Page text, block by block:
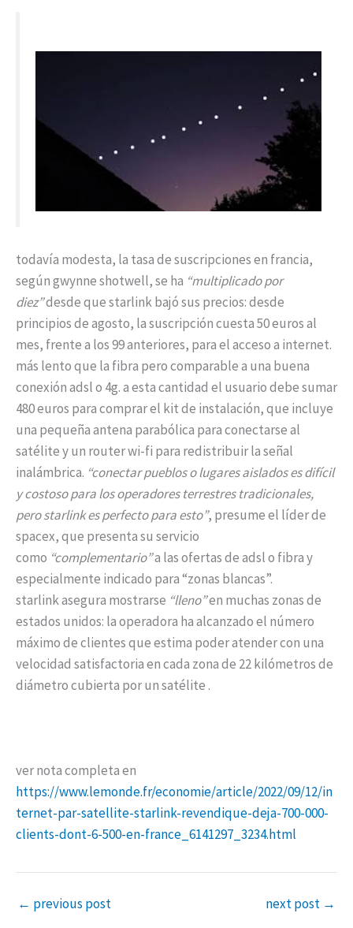
todavía modesta, la tasa de suscripciones en francia,
según gwynne shotwell, se ha “multiplicado por
diez”desde que starlink bajó sus precios: desde
principios de agosto, la suscripción cuesta 50 euros al
mes, frente a los 99 anteriores, para el acceso a internet.
más lento que la fibra pero comparable a una buena
conexión adsl o 4g. a esta cantidad el usuario debe sumar
480 euros para comprar el kit de instalación, que incluye
una pequeña antena parabólica para conectarse al
satélite y un router wi-fi para redistribuir la señal
inalámbrica. “conectar pueblos o lugares aislados es difícil
y costoso para los operadores terrestres tradicionales,
pero starlink es perfecto para esto”, presume el líder de
spacex, que presenta su servicio
como “complementario”a las ofertas de adsl o fibra y
especialmente indicado para “zonas blancas”.
starlink asegura mostrarse “lleno”en muchas zonas de
estados unidos: la operadora ha alcanzado el número
máximo de clientes que estima poder atender con una
velocidad satisfactoria en cada zona de 22 kilómetros de
diámetro cubierta por un satélite .
ver nota completa en
https://www.lemonde.fr/economie/article/2022/09/12/in
ternet-par-satellite-starlink-revendique-deja-700-000-
clients-dont-6-500-en-france_6141297_3234.html
← previous post next post →